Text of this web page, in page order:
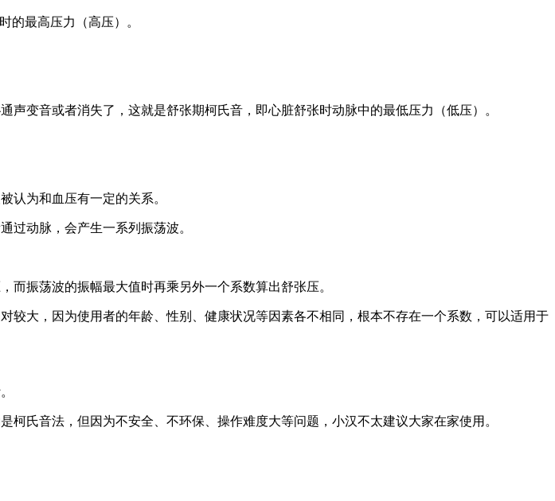
最高压力（高压）。
音或者消失了，这就是舒张期柯氏音，即心脏舒张时动脉中的最低压力（低压）。
为和血压有一定的关系。
动脉，会产生一系列振荡波。
振荡波的振幅最大值时再乘另外一个系数算出舒张压。
大，因为使用者的年龄、性别、健康状况等因素各不相同，根本不存在一个系数，可以适用于
音法，但因为不安全、不环保、操作难度大等问题，小汉不太建议大家在家使用。